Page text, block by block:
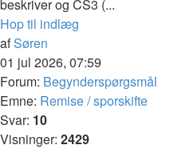
beskriver og CS3 (...
Hop til indlæg
afSøren
01 jul 2026, 07:59
Forum: Begynderspørgsmål
Emne: Remise / sporskifte
Svar: 10
Visninger: 2429